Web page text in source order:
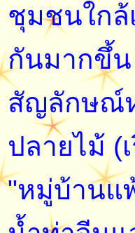
ชุมชนใกล้
กันมากขึ้
สัญลักษณ์ห
ปลายไม้ (
"หมู่บ้านแ